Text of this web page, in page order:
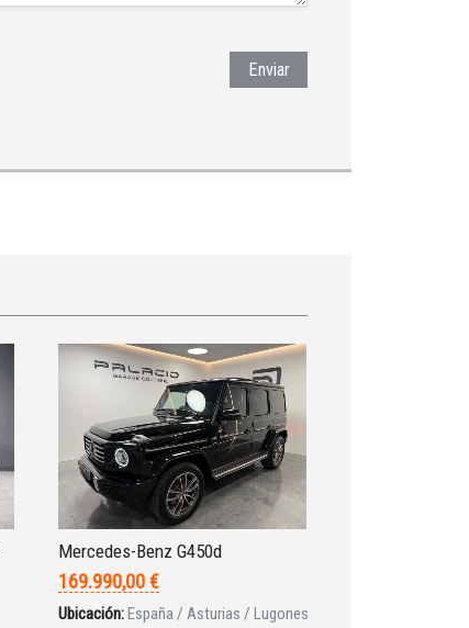
Enviar
Mercedes-Benz G450d
169.990,00 €
Ubicación:España / Asturias / Lugones